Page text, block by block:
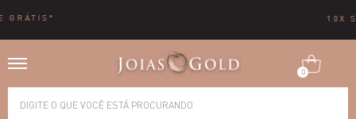
0
Alianças